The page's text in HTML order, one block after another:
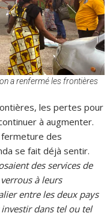
a renfermé les frontières
les pertes pour
à augmenter.
fermeture des
se fait déjà sentir.
des services de
à leurs
entre les deux pays
dans tel ou tel